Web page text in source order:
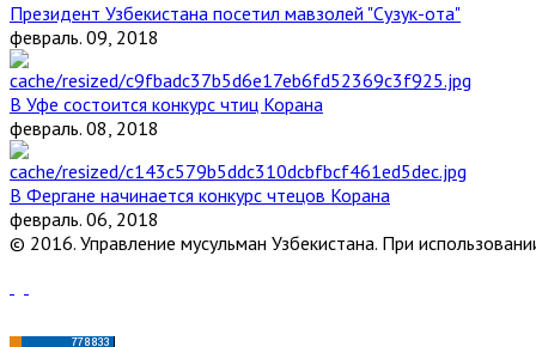
Президент Узбекистана посетил мавзолей "Сузук-ота"
февраль. 09, 2018
В Уфе состоится конкурс чтиц Корана
февраль. 08, 2018
В Фергане начинается конкурс чтецов Корана
февраль. 06, 2018
© 2016. Управление мусульман Узбекистана. При